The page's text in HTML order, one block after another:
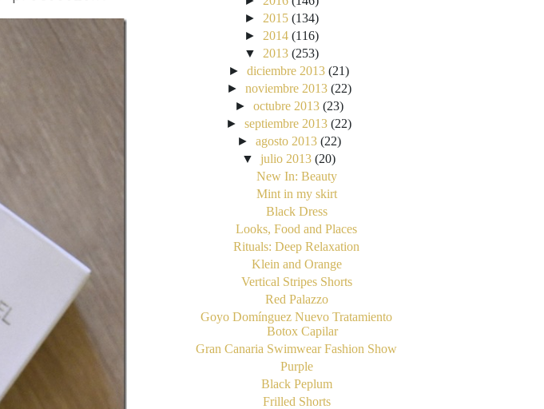
► 2015 (134)
► 2014 (116)
▼ 2013 (253)
►diciembre 2013 (21)
► noviembre 2013 (22)
► octubre 2013 (23)
►septiembre 2013 (22)
► agosto 2013 (22)
▼julio 2013 (20)
New In: Beauty
Mint in my skirt
Black Dress
Looks, Food and Places
Rituals: Deep Relaxation
Klein and Orange
Vertical Stripes Shorts
Red Palazzo
Goyo Domínguez Nuevo Tratamiento
Botox Capilar
Gran Canaria Swimwear Fashion Show
Purple
Black Peplum
Frilled Shorts